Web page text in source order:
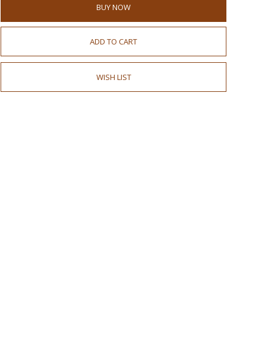
BUY NOW
ADD TO CART
WISH LIST